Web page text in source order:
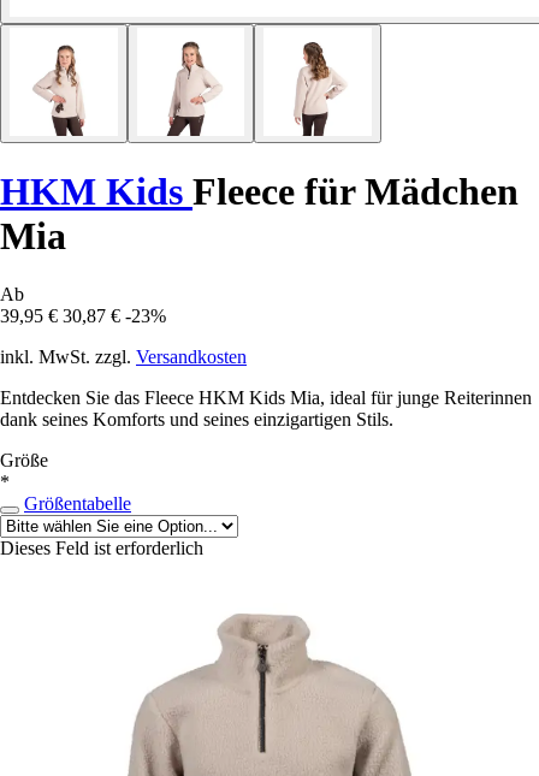
HKM Kids Fleece für Mädchen
Mia
Ab
39,95 € 30,87 € -23%
inkl. MwSt. zzgl. Versandkosten
Entdecken Sie das Fleece HKM Kids Mia, ideal für junge Reiterinnen
dank seines Komforts und seines einzigartigen Stils.
Größe
*
Größentabelle
Dieses Feld ist erforderlich